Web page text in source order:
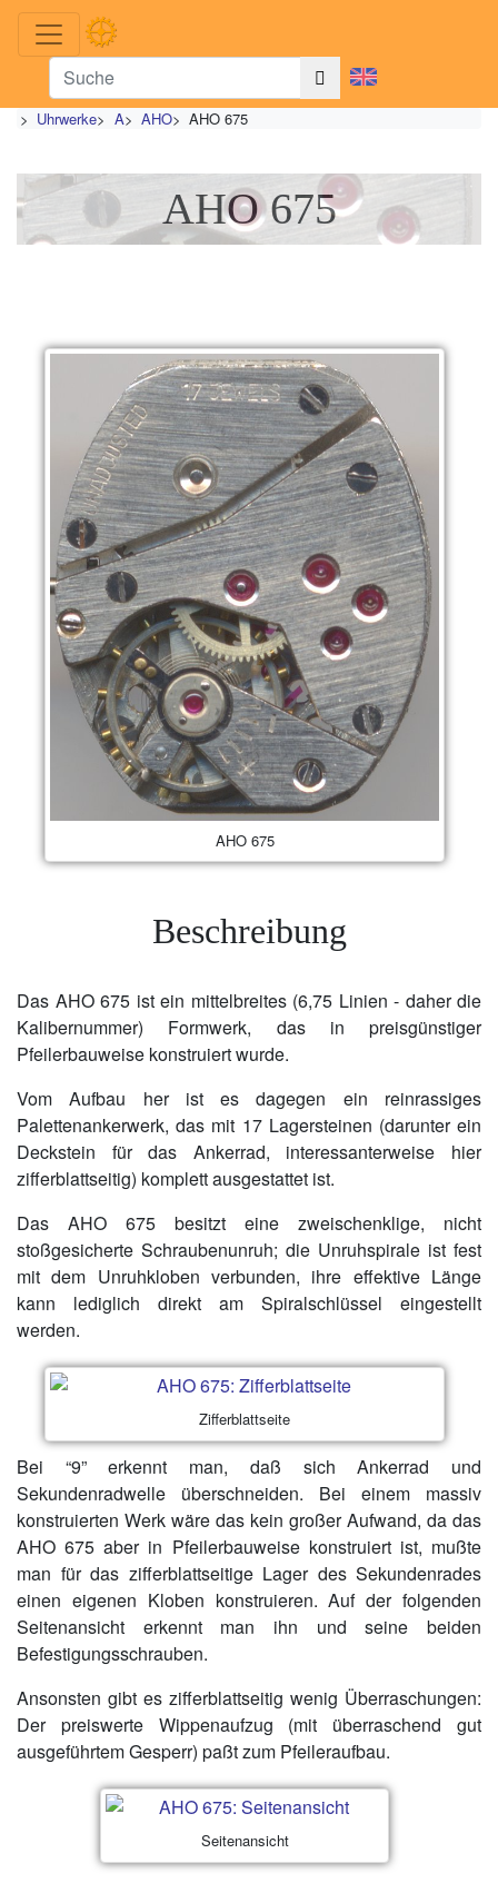
> Uhrwerke> A> AHO> AHO 675
AHO 675
AHO 675
Beschreibung
Das AHO 675 ist ein mittelbreites (6,75 Linien - daher die
Kalibernummer) Formwerk, das in preisgünstiger
Pfeilerbauweise konstruiert wurde.
Vom Aufbau her ist es dagegen ein reinrassiges
Palettenankerwerk, das mit 17 Lagersteinen (darunter ein
Deckstein für das Ankerrad, interessanterweise hier
zifferblattseitig) komplett ausgestattet ist.
Das AHO 675 besitzt eine zweischenklige, nicht
stoßgesicherte Schraubenunruh; die Unruhspirale ist fest
mit dem Unruhkloben verbunden, ihre effektive Länge
kann lediglich direkt am Spiralschlüssel eingestellt
werden.
Zifferblattseite
Bei “9” erkennt man, daß sich Ankerrad und
Sekundenradwelle überschneiden. Bei einem massiv
konstruierten Werk wäre das kein großer Aufwand, da das
AHO 675 aber in Pfeilerbauweise konstruiert ist, mußte
man für das zifferblattseitige Lager des Sekundenrades
einen eigenen Kloben konstruieren. Auf der folgenden
Seitenansicht erkennt man ihn und seine beiden
Befestigungsschrauben.
Ansonsten gibt es zifferblattseitig wenig Überraschungen:
Der preiswerte Wippenaufzug (mit überraschend gut
ausgeführtem Gesperr) paßt zum Pfeileraufbau.
Seitenansicht